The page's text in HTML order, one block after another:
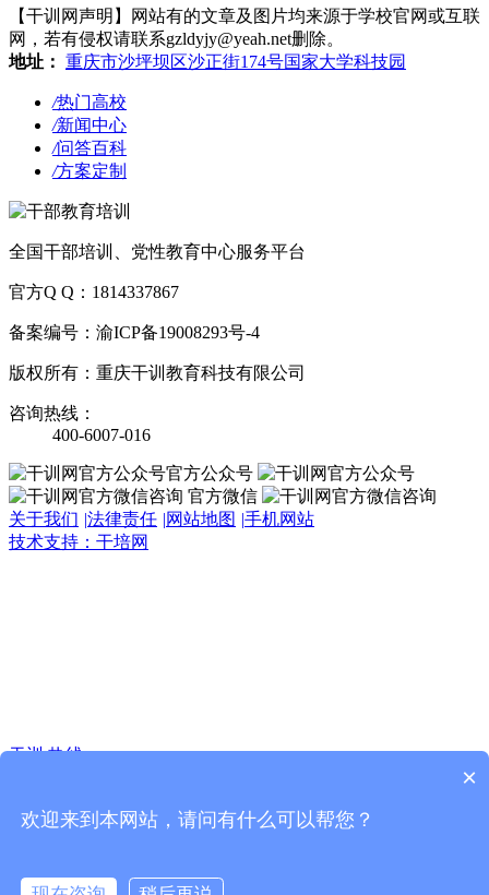
【干训网声明】网站有的文章及图片均来源于学校官网或互联
网，若有侵权请联系gzldyjy@yeah.net删除。
地址： 重庆市沙坪坝区沙正街174号国家大学科技园
/热门高校
/新闻中心
/问答百科
/方案定制
全国干部培训、党性教育中心服务平台
官方Q Q：1814337867
备案编号：渝ICP备19008293号-4
版权所有：重庆干训教育科技有限公司
咨询热线：
400-6007-016
官方公众号
官方微信
关于我们 |法律责任 |网站地图 |手机网站
技术支持：干培网
干训 热线
在线 预约
获取 方案
×
欢迎来到本网站，请问有什么可以帮您？